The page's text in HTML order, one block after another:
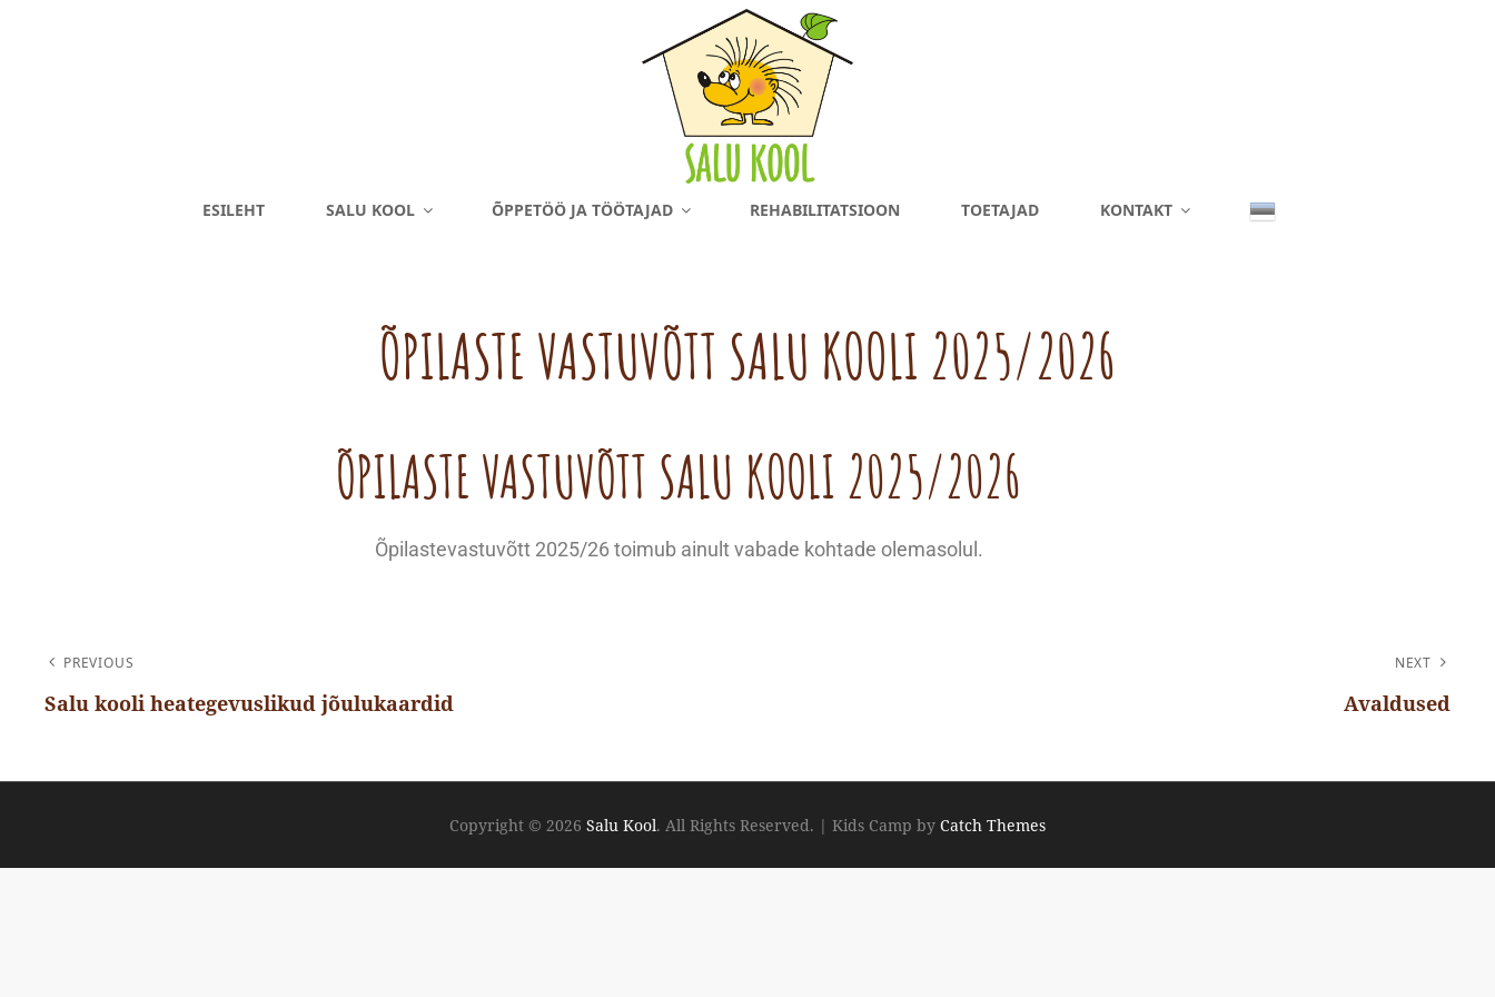
SALU KOOL
ESILEHT SALU KOOL ÕPPETÖÖ JA TÖÖTAJAD REHABILITATSIOON TOETAJAD KONTAKT
ÕPILASTE VASTUVÕTT SALU KOOLI 2025/2026
ÕPILASTE VASTUVÕTT SALU KOOLI 2025/2026
Õpilastevastuvõtt 2025/26 toimub ainult vabade kohtade olemasolul.
PREVIOUS
Salu kooli heategevuslikud jõulukaardid
NEXT
Avaldused
Copyright © 2026 Salu Kool. All Rights Reserved. | Kids Camp by Catch Themes